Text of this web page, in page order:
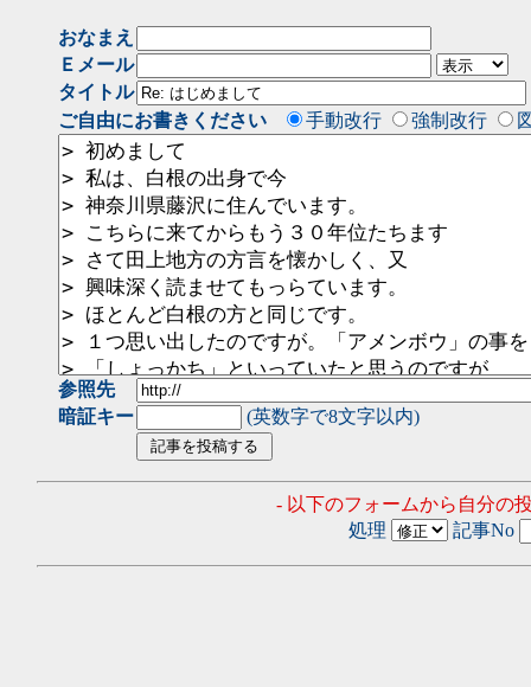
おなまえ
Ｅメール
タイトル
ご自由にお書きください
手動改行 強制改行
参照先
暗証キー
(英数字で8文字以内)
- 以下のフォームから自分の
処理
記事No